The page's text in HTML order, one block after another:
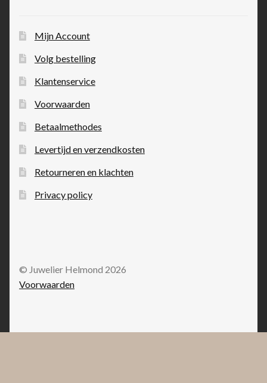
Mijn Account
Volg bestelling
Klantenservice
Voorwaarden
Betaalmethodes
Levertijd en verzendkosten
Retourneren en klachten
Privacy policy
© Juwelier Helmond 2026
Voorwaarden